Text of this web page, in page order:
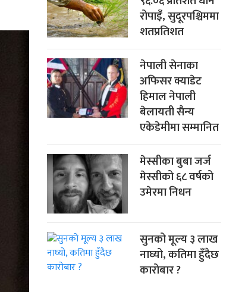
रोपाइँ, सुदूरपश्चिममा
शतप्रतिशत
नेपाली सेनाका
अफिसर क्याडेट
हिमाल नेपाली
बेलायती सैन्य
एकेडेमीमा सम्मानित
मेस्सीका बुबा जर्ज
मेस्सीको ६८ वर्षको
उमेरमा निधन
सुनको मूल्य ३ लाख
नाघ्यो, कतिमा हुँदैछ
कारोबार ?